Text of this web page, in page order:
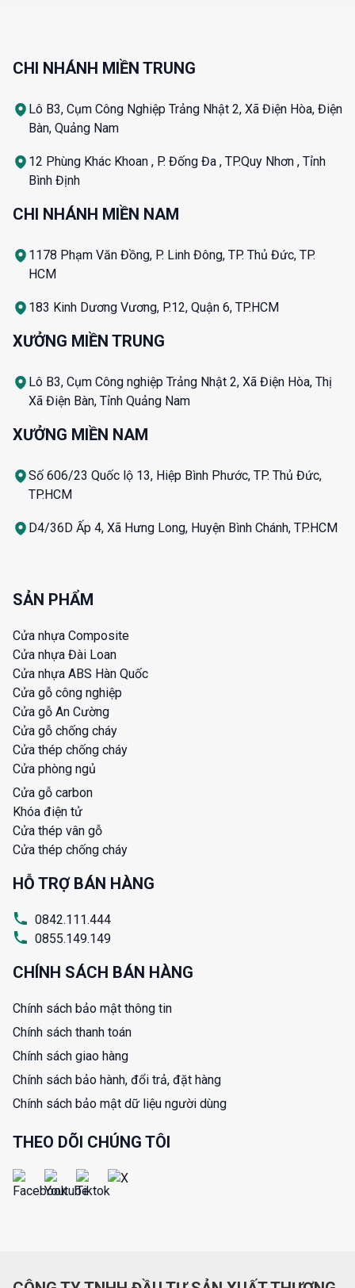
CHI NHÁNH MIỀN TRUNG
Lô B3, Cụm Công Nghiệp Trảng Nhật 2, Xã Điện Hòa, Điện
Bàn, Quảng Nam
12 Phùng Khác Khoan , P. Đống Đa , TP.Quy Nhơn , Tỉnh
Bình Định
CHI NHÁNH MIỀN NAM
1178 Phạm Văn Đồng, P. Linh Đông, TP. Thủ Đức, TP.
HCM
183 Kinh Dương Vương, P.12, Quận 6, TP.HCM
XƯỞNG MIỀN TRUNG
Lô B3, Cụm Công nghiệp Trảng Nhật 2, Xã Điện Hòa, Thị
Xã Điện Bàn, Tỉnh Quảng Nam
XƯỞNG MIỀN NAM
Số 606/23 Quốc lộ 13, Hiệp Bình Phước, TP. Thủ Đức,
TP.HCM
D4/36D Ấp 4, Xã Hưng Long, Huyện Bình Chánh, TP.HCM
SẢN PHẨM
Cửa nhựa Composite
Cửa nhựa Đài Loan
Cửa nhựa ABS Hàn Quốc
Cửa gỗ công nghiệp
Cửa gỗ An Cường
Cửa gỗ chống cháy
Cửa thép chống cháy
Cửa phòng ngủ
Cửa gỗ carbon
Khóa điện tử
Cửa thép vân gỗ
Cửa thép chống cháy
HỖ TRỢ BÁN HÀNG
0842.111.444
0855.149.149
CHÍNH SÁCH BÁN HÀNG
Chính sách bảo mật thông tin
Chính sách thanh toán
Chính sách giao hàng
Chính sách bảo hành, đổi trả, đặt hàng
Chính sách bảo mật dữ liệu người dùng
THEO DÕI CHÚNG TÔI